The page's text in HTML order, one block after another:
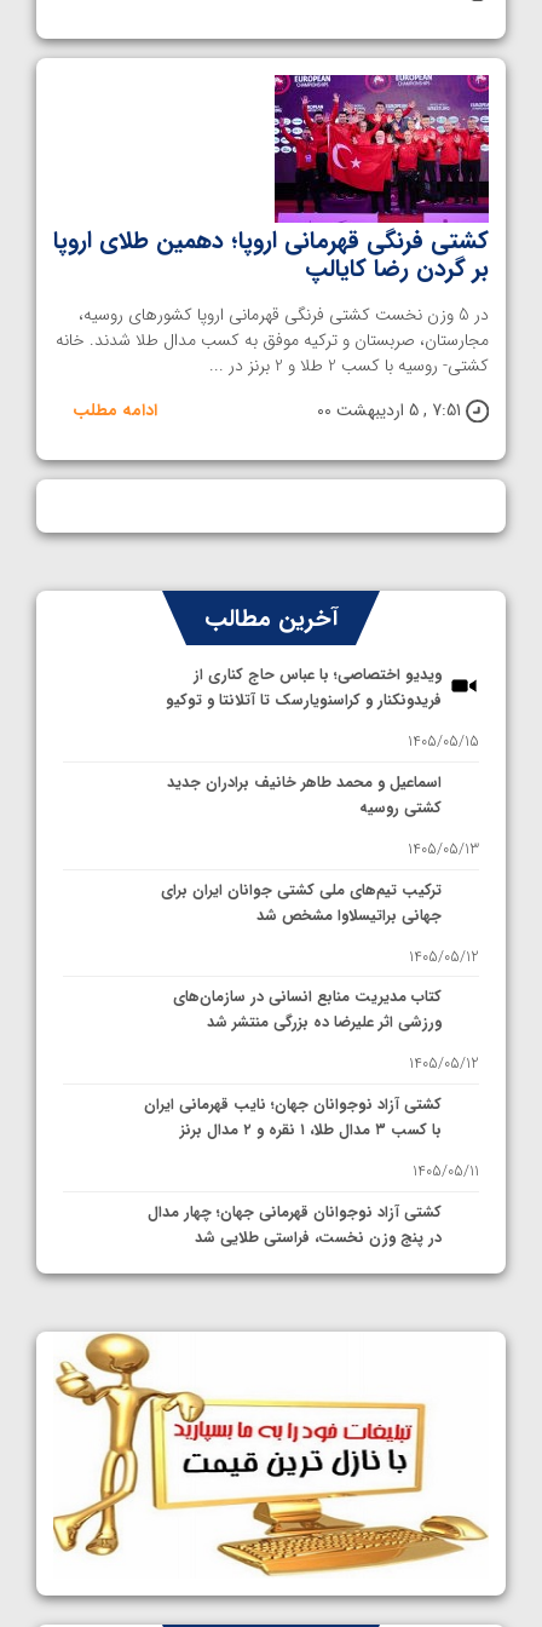
کشتی فرنگی قهرمانی اروپا؛ دهمین طلای اروپا
بر گردن رضا کایالپ
در 5 وزن نخست کشتی فرنگی قهرمانی اروپا کشورهای روسیه،
مجارستان، صربستان و ترکیه موفق به کسب مدال طلا شدند. خانه
کشتی- روسیه با کسب 2 طلا و 2 برنز در ...
7:51 , 5 اردیبهشت 00
ادامه مطلب
آخرین مطالب
ویدیو اختصاصی؛ با عباس حاج کناری از
فریدونکنار و کراسنویارسک تا آتلانتا و توکیو
1405/05/15
اسماعیل و محمد طاهر خانیف برادران جدید
کشتی روسیه
1405/05/13
ترکیب تیم‌های ملی کشتی جوانان ایران برای
جهانی براتیسلاوا مشخص شد
1405/05/12
کتاب مدیریت منابع انسانی در سازمان‌های
ورزشی اثر علیرضا ده بزرگی منتشر شد
1405/05/12
کشتی آزاد نوجوانان جهان؛ نایب قهرمانی ایران
با کسب ۳ مدال طلا، ۱ نقره و ۲ مدال برنز
1405/05/11
کشتی آزاد نوجوانان قهرمانی جهان؛ چهار مدال
در پنج وزن نخست، فراستی طلایی شد
1405/05/11
کشتی آزاد نوجوانان جهان؛ رقبای نمایندگان
ایران مشخص شدند
1405/05/08
کشتی فرنگی نوجوانان جهان؛ سکوی تیمی
سوم برای ایران
1405/05/07